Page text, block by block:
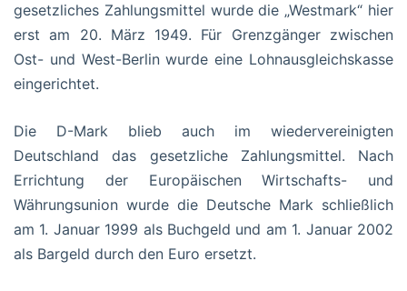
gesetzliches Zahlungsmittel wurde die „Westmark“ hier
erst am 20. März 1949. Für Grenzgänger zwischen
Ost- und West-Berlin wurde eine Lohnausgleichskasse
eingerichtet.
Die D-Mark blieb auch im wiedervereinigten
Deutschland das gesetzliche Zahlungsmittel. Nach
Errichtung der Europäischen Wirtschafts- und
Währungsunion wurde die Deutsche Mark schließlich
am 1. Januar 1999 als Buchgeld und am 1. Januar 2002
als Bargeld durch den Euro ersetzt.